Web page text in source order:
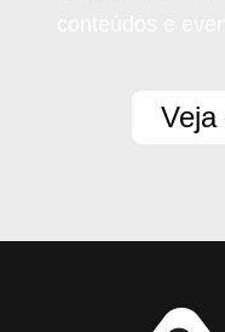
Veja